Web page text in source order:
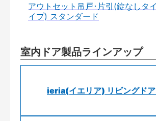
アウトセット吊戸･片引(錠なしタ
イプ) スタンダード
室内ドア製品ラインアップ
ieria(イエリア) リビングド